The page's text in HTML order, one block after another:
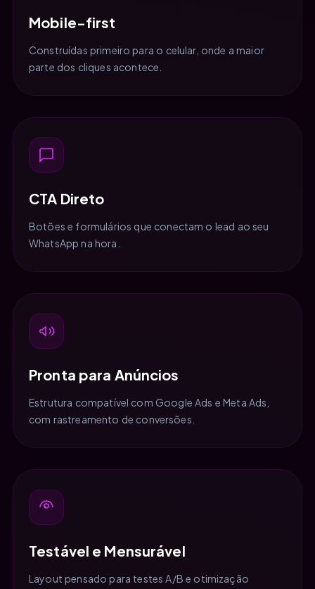
Mobile-first
Construídas primeiro para o celular, onde a maior
parte dos cliques acontece.
CTA Direto
Botões e formulários que conectam o lead ao seu
WhatsApp na hora.
Pronta para Anúncios
Estrutura compatível com Google Ads e Meta Ads,
com rastreamento de conversões.
Testável e Mensurável
Layout pensado para testes A/B e otimização